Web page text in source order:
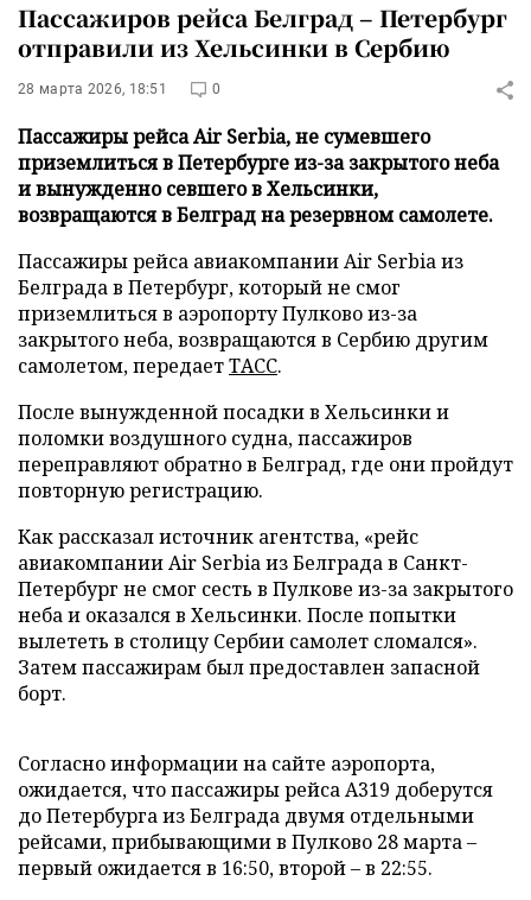
Пассажиров рейса Белград – Петербург
отправили из Хельсинки в Сербию
28 марта 2026, 18:51 0
Пассажиры рейса Air Serbia, не сумевшего
приземлиться в Петербурге из-за закрытого неба
и вынужденно севшего в Хельсинки,
возвращаются в Белград на резервном самолете.
Пассажиры рейса авиакомпании Air Serbia из
Белграда в Петербург, который не смог
приземлиться в аэропорту Пулково из-за
закрытого неба, возвращаются в Сербию другим
самолетом, передаетТАСС.
После вынужденной посадки в Хельсинки и
поломки воздушного судна, пассажиров
переправляют обратно в Белград, где они пройдут
повторную регистрацию.
Как рассказал источник агентства, «рейс
авиакомпании Air Serbia из Белграда в Санкт-
Петербург не смог сесть в Пулкове из-за закрытого
неба и оказался в Хельсинки. После попытки
вылететь в столицу Сербии самолет сломался».
Затем пассажирам был предоставлен запасной
борт.
Согласно информации на сайте аэропорта,
ожидается, что пассажиры рейса A319 доберутся
до Петербурга из Белграда двумя отдельными
рейсами, прибывающими в Пулково 28 марта –
первый ожидается в 16:50, второй – в 22:55.